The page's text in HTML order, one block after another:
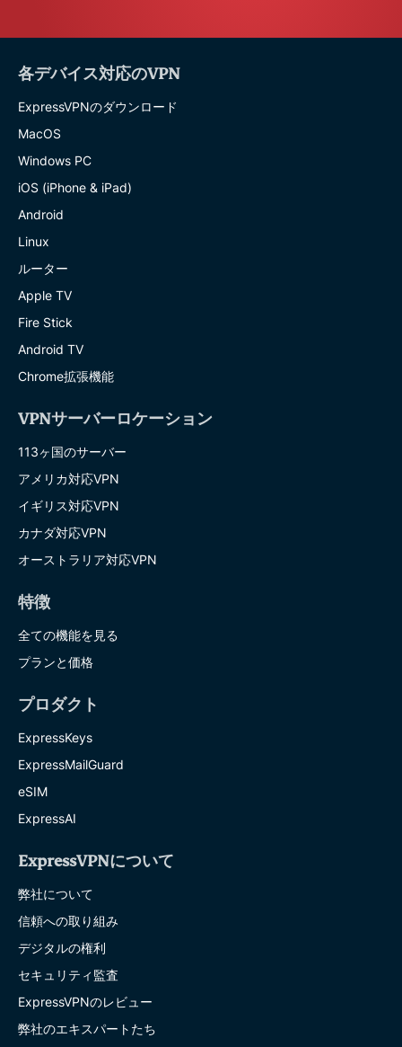
各デバイス対応のVPN
ExpressVPNのダウンロード
MacOS
Windows PC
iOS (iPhone & iPad)
Android
Linux
ルーター
Apple TV
Fire Stick
Android TV
Chrome拡張機能
VPNサーバーロケーション
113ヶ国のサーバー
アメリカ対応VPN
イギリス対応VPN
カナダ対応VPN
オーストラリア対応VPN
特徴
全ての機能を見る
プランと価格
プロダクト
ExpressKeys
ExpressMailGuard
eSIM
ExpressAI
ExpressVPNについて
弊社について
信頼への取り組み
デジタルの権利
セキュリティ監査
ExpressVPNのレビュー
弊社のエキスパートたち